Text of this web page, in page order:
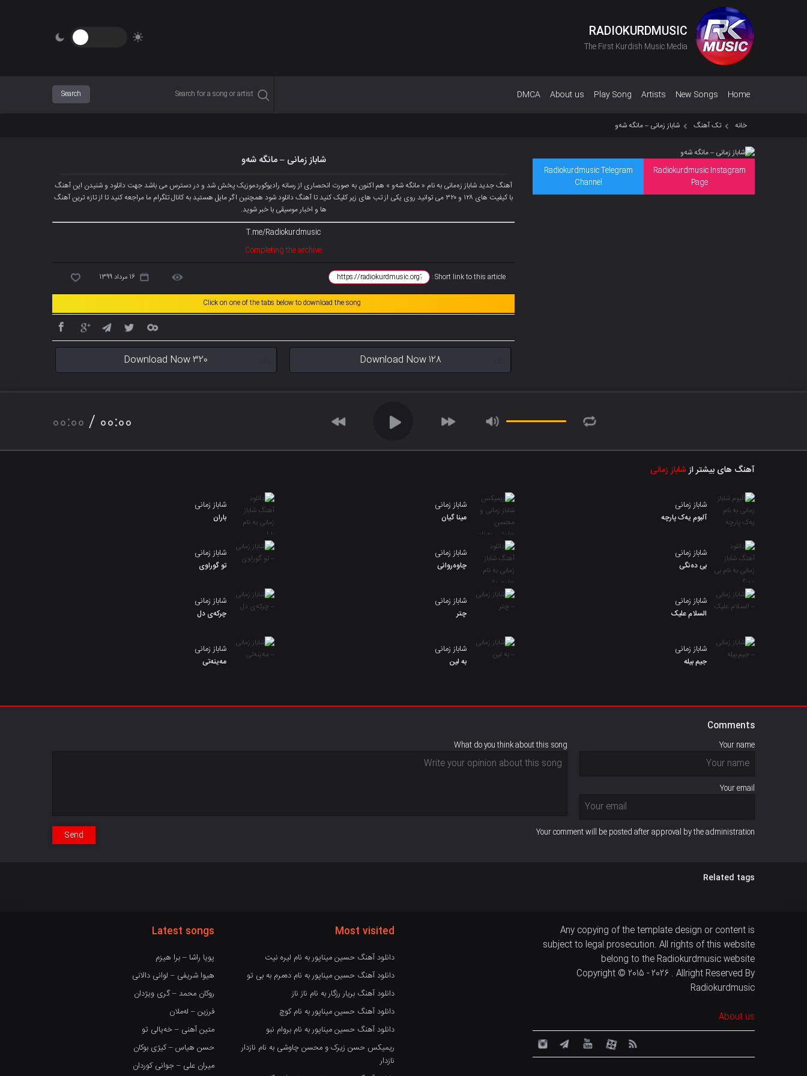
RADIOKURDMUSIC
The First Kurdish Music Media
Home
New Songs
Artists
Play Song
About us
DMCA
خانه تک آهنگ شاباز زمانی – مانگە شەو
Radiokurdmusic Instagram
Page
Radiokurdmusic Telegram
Channel
شاباز زمانی – مانگە شەو
آهنگ جدید شاباز زەمانی به نام « مانگە شەو » هم اکنون به صورت انحصاری از رسانه رادیوکوردموزیک پخش شد و در دسترس می باشد جهت دانلود و شنیدن این آهنگ
با کیفیت های ۱۲۸ و ۳۲۰ می توانید روی یکی از تب های زیر کلیک کنید تا آهنگ دانلود شود همچنین اگر مایل هستید به کانال تلگرام ما مراجعه کنید تا از تازه ترین آهنگ
ها و اخبار موسیقی با خبر شوید.
T.me/Radiokurdmusic
Completing the archive
Short link to this article : 16 مرداد 1399
Click on one of the tabs below to download the song
Download Now 128
Download Now 320
00:00 / 00:00
آهنگ های بیشتر ازشاباز زمانی
شاباز زمانی
آلبوم یەک پارچە
شاباز زمانی
مینا گیان
شاباز زمانی
باران
شاباز زمانی
بی دەنگی
شاباز زمانی
چاوەروانی
شاباز زمانی
تو گوراوی
شاباز زمانی
السلام علیک
شاباز زمانی
چتر
شاباز زمانی
چرکەی دل
شاباز زمانی
جیم بیلە
شاباز زمانی
به لین
شاباز زمانی
مەینەتی
Comments
Your name
Your email
What do you think about this song
Your comment will be posted after approval by the administration
Send
Related tags
Any copying of the template design or content is
subject to legal prosecution. All rights of this website
belong to the Radiokurdmusic website
Copyright © 2015 - 2026 . Allright Reserved By
Radiokurdmusic
About us
Most visited
دانلود آهنگ حسین میناپور به نام لیره نیت
دانلود آهنگ حسین میناپور به نام دەمرم بە بی تو
دانلود آهنگ بریار رزگار به نام ناز ناز
دانلود آهنگ حسین میناپور به نام کوچ
دانلود آهنگ حسین میناپور به نام بروام نبو
ریمیکس حسن زیرک و محسن چاوشی به نام نازدار
نازدار
Latest songs
پویا راشا – برا هیزم
هیوا شریفی – لوانی دالانی
روکان محمد – گری ویژدان
فرزین – لەملان
متین آهنی – خەیالی تو
حسن هیاس – کیژی بوکان
میران علی – جوانی کوردان